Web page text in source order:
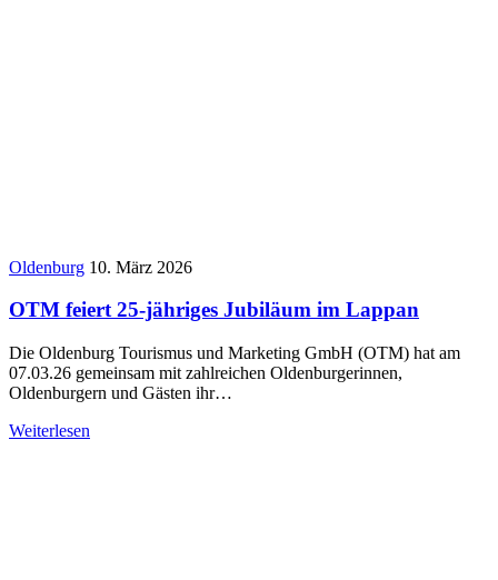
Oldenburg 10. März 2026
OTM feiert 25-jähriges Jubiläum im Lappan
Die Oldenburg Tourismus und Marketing GmbH (OTM) hat am
07.03.26 gemeinsam mit zahlreichen Oldenburgerinnen,
Oldenburgern und Gästen ihr…
Weiterlesen